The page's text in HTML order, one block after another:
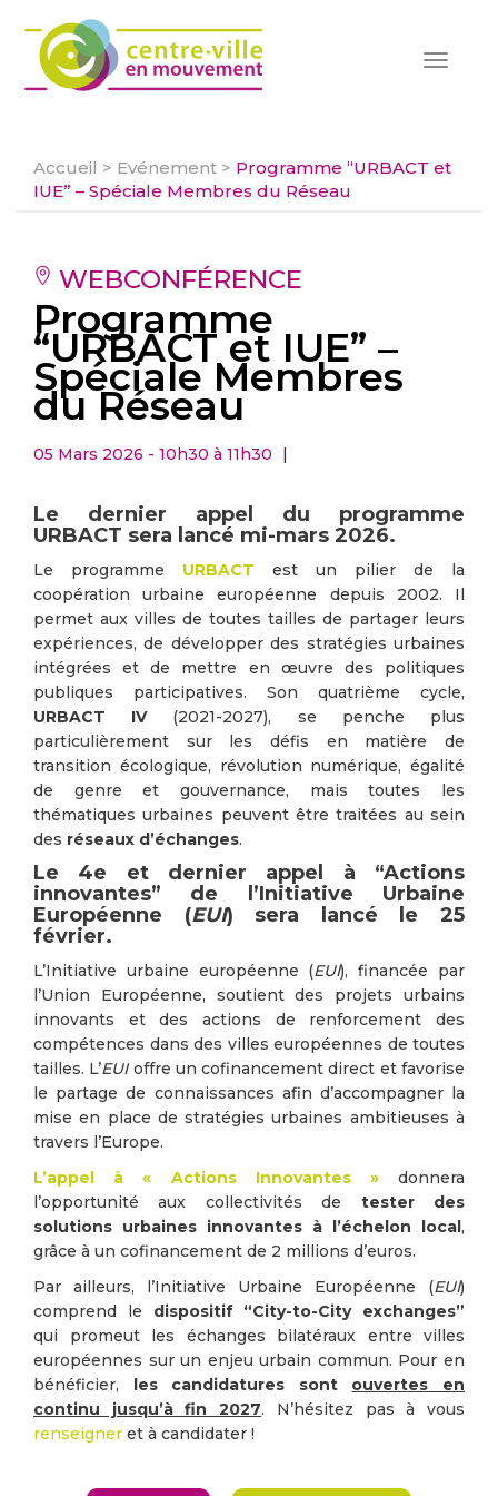
Toggle
Accueil > Evénement > Programme “URBACT et
IUE” – Spéciale Membres du Réseau
WEBCONFÉRENCE
Programme
“URBACT et IUE” –
Spéciale Membres
du Réseau
05 Mars 2026 - 10h30 à 11h30 |
Le dernier appel du programme
URBACT sera lancé mi-mars 2026.
Le programme URBACT
est un pilier de la
coopération urbaine européenne depuis 2002. Il
permet aux villes de toutes tailles de partager leurs
expériences, de développer des stratégies urbaines
intégrées et de mettre en œuvre des politiques
publiques participatives. Son quatrième cycle,
URBACT IV (2021-2027), se penche plus
particulièrement sur les défis en matière de
transition écologique, révolution numérique, égalité
de genre et gouvernance, mais toutes les
thématiques urbaines peuvent être traitées au sein
des réseaux d’échanges.
Le 4e et dernier appel à “Actions
innovantes” de l’Initiative Urbaine
Européenne (EUI) sera lancé le 25
février.
L’Initiative urbaine européenne (EUI), financée par
l’Union Européenne, soutient des projets urbains
innovants et des actions de renforcement des
compétences dans des villes européennes de toutes
tailles. L’EUIoffre un cofinancement direct et favorise
le partage de connaissances afin d’accompagner la
mise en place de stratégies urbaines ambitieuses à
travers l’Europe.
L’appel à « Actions Innovantes »donnera
l’opportunité aux collectivités de tester des
solutions urbaines innovantes à l’échelon local,
grâce à un cofinancement de 2 millions d’euros.
Par ailleurs, l’Initiative Urbaine Européenne (EUI)
comprend le dispositif “City-to-City exchanges”
qui promeut les échanges bilatéraux entre villes
européennes sur un enjeu urbain commun. Pour en
bénéficier, les candidatures sont ouvertes en
continu jusqu’à fin 2027. N’hésitez pas à vous
renseigner et à candidater !